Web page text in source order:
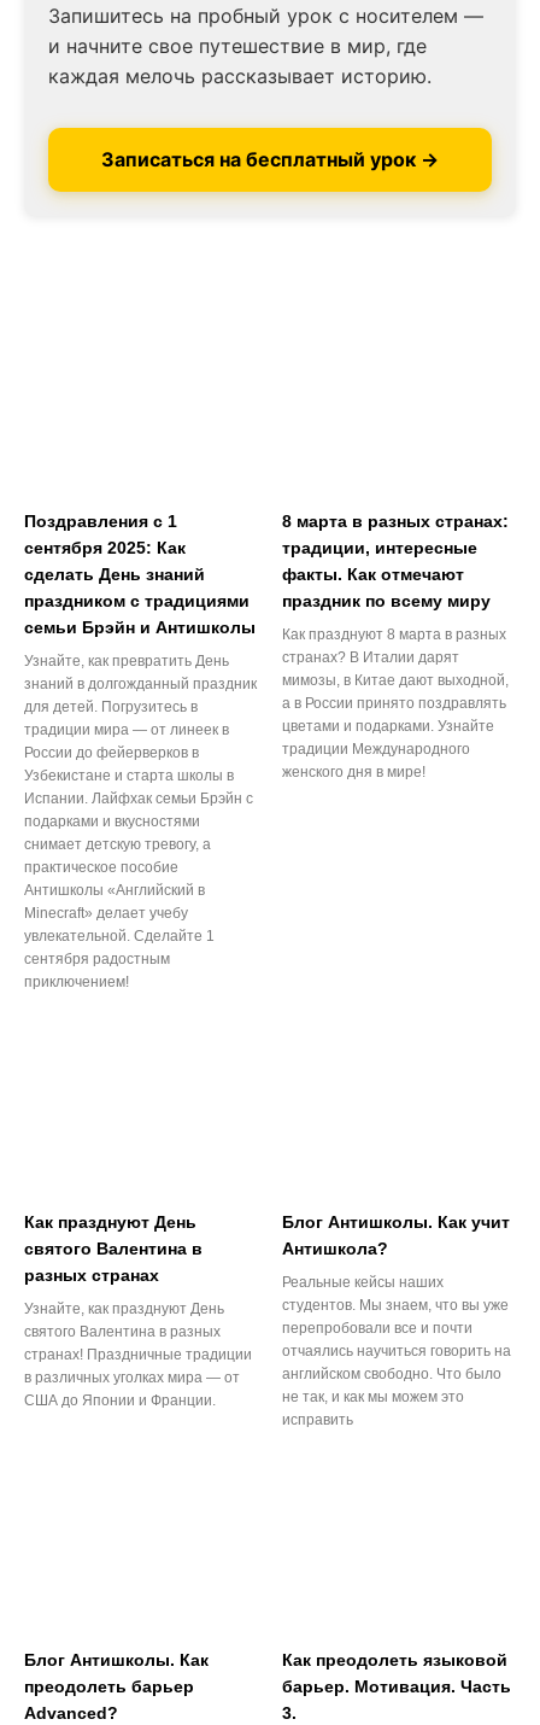
Запишитесь на пробный урок с носителем —
и начните свое путешествие в мир, где
каждая мелочь рассказывает историю.
Записаться на бесплатный урок →
Поздравления с 1
сентября 2025: Как
сделать День знаний
праздником с традициями
семьи Брэйн и Антишколы
Узнайте, как превратить День
знаний в долгожданный праздник
для детей. Погрузитесь в
традиции мира — от линеек в
России до фейерверков в
Узбекистане и старта школы в
Испании. Лайфхак семьи Брэйн с
подарками и вкусностями
снимает детскую тревогу, а
практическое пособие
Антишколы «Английский в
Minecraft» делает учебу
увлекательной. Сделайте 1
сентября радостным
приключением!
8 марта в разных странах:
традиции, интересные
факты. Как отмечают
праздник по всему миру
Как празднуют 8 марта в разных
странах? В Италии дарят
мимозы, в Китае дают выходной,
а в России принято поздравлять
цветами и подарками. Узнайте
традиции Международного
женского дня в мире!
Как празднуют День
святого Валентина в
разных странах
Узнайте, как празднуют День
святого Валентина в разных
странах! Праздничные традиции
в различных уголках мира — от
США до Японии и Франции.
Блог Антишколы. Как учит
Антишкола?
Реальные кейсы наших
студентов. Мы знаем, что вы уже
перепробовали все и почти
отчаялись научиться говорить на
английском свободно. Что было
не так, и как мы можем это
исправить
Блог Антишколы. Как
преодолеть барьер
Advanced?
Как преодолеть языковой
барьер. Мотивация. Часть
3.